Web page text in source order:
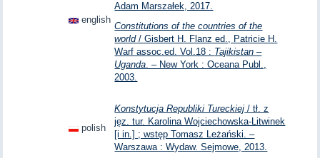
english
Adam Marszałek, 2017.
Constitutions of the countries of the
world/ Gisbert H. Flanz ed., Patricie H.
Warf assoc.ed. Vol.18 : Tajikistan –
Uganda. – New York : Oceana Publ.,
2003.
polish
Konstytucja Republiki Tureckiej / tł. z
jęz. tur. Karolina Wojciechowska-Litwinek
[i in.] ; wstęp Tomasz Leżański. –
Warszawa : Wydaw. Sejmowe, 2013.